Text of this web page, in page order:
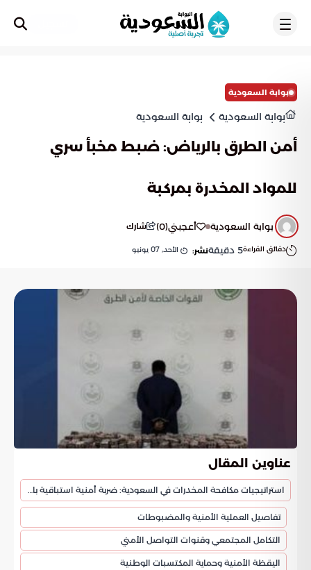
بوابة السعودية
بوابة السعودية بوابة السعودية
أمن الطرق بالرياض: ضبط مخبأ سري
للمواد المخدرة بمركبة
بوابة السعودية أعجبني(
0
) شارك
دقائق القراءة5 دقيقةنشر: الأحد, 07 يونيو
عناوين المقال
استراتيجيات مكافحة المخدرات في السعودية: ضربة أمنية استباقية بالرياض
تفاصيل العملية الأمنية والمضبوطات
التكامل المجتمعي وقنوات التواصل الأمني
اليقظة الأمنية وحماية المكتسبات الوطنية